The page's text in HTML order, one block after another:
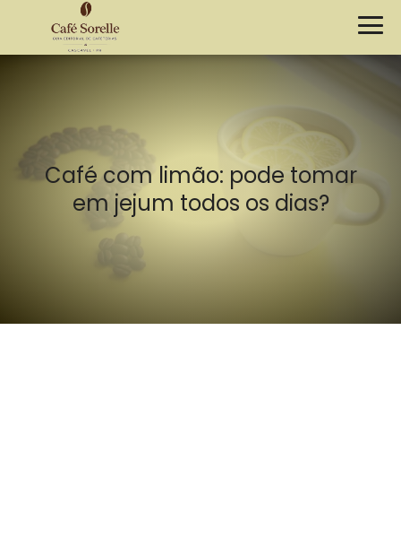
Café com limão: pode tomar
em jejum todos os dias?